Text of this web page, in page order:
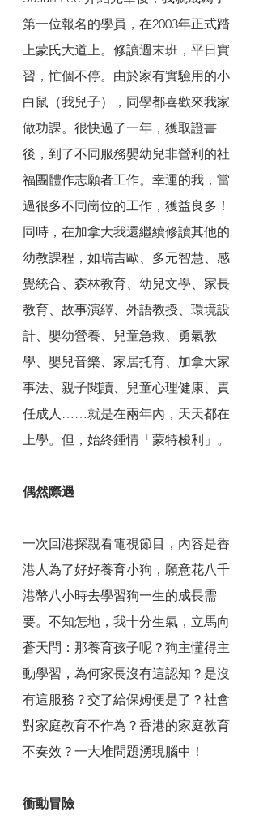
第一位報名的學員，在2003年正式踏
上蒙氏大道上。修讀週末班，平日實
習，忙個不停。由於家有實驗用的小
白鼠（我兒子），同學都喜歡來我家
做功課。很快過了一年，獲取證書
後，到了不同服務嬰幼兒非營利的社
福團體作志願者工作。幸運的我，當
過很多不同崗位的工作，獲益良多！
同時，在加拿大我還繼續修讀其他的
幼教課程，如瑞吉歐、多元智慧、感
覺統合、森林教育、幼兒文學、家長
教育、故事演繹、外語教授、環境設
計、嬰幼營養、兒童急救、勇氣教
學、嬰兒音樂、家居托育、加拿大家
事法、親子閱讀、兒童心理健康、責
任成人……就是在兩年內，天天都在
上學。但，始終鍾情「蒙特梭利」。
偶然際遇
一次回港探親看電視節目，內容是香
港人為了好好養育小狗，願意花八千
港幣八小時去學習狗一生的成長需
要。不知怎地，我十分生氣，立馬向
蒼天問：那養育孩子呢？狗主懂得主
動學習，為何家長沒有這認知？是沒
有這服務？交了給保姆便是了？社會
對家庭教育不作為？香港的家庭教育
不奏效？一大堆問題湧現腦中！
衝動冒險